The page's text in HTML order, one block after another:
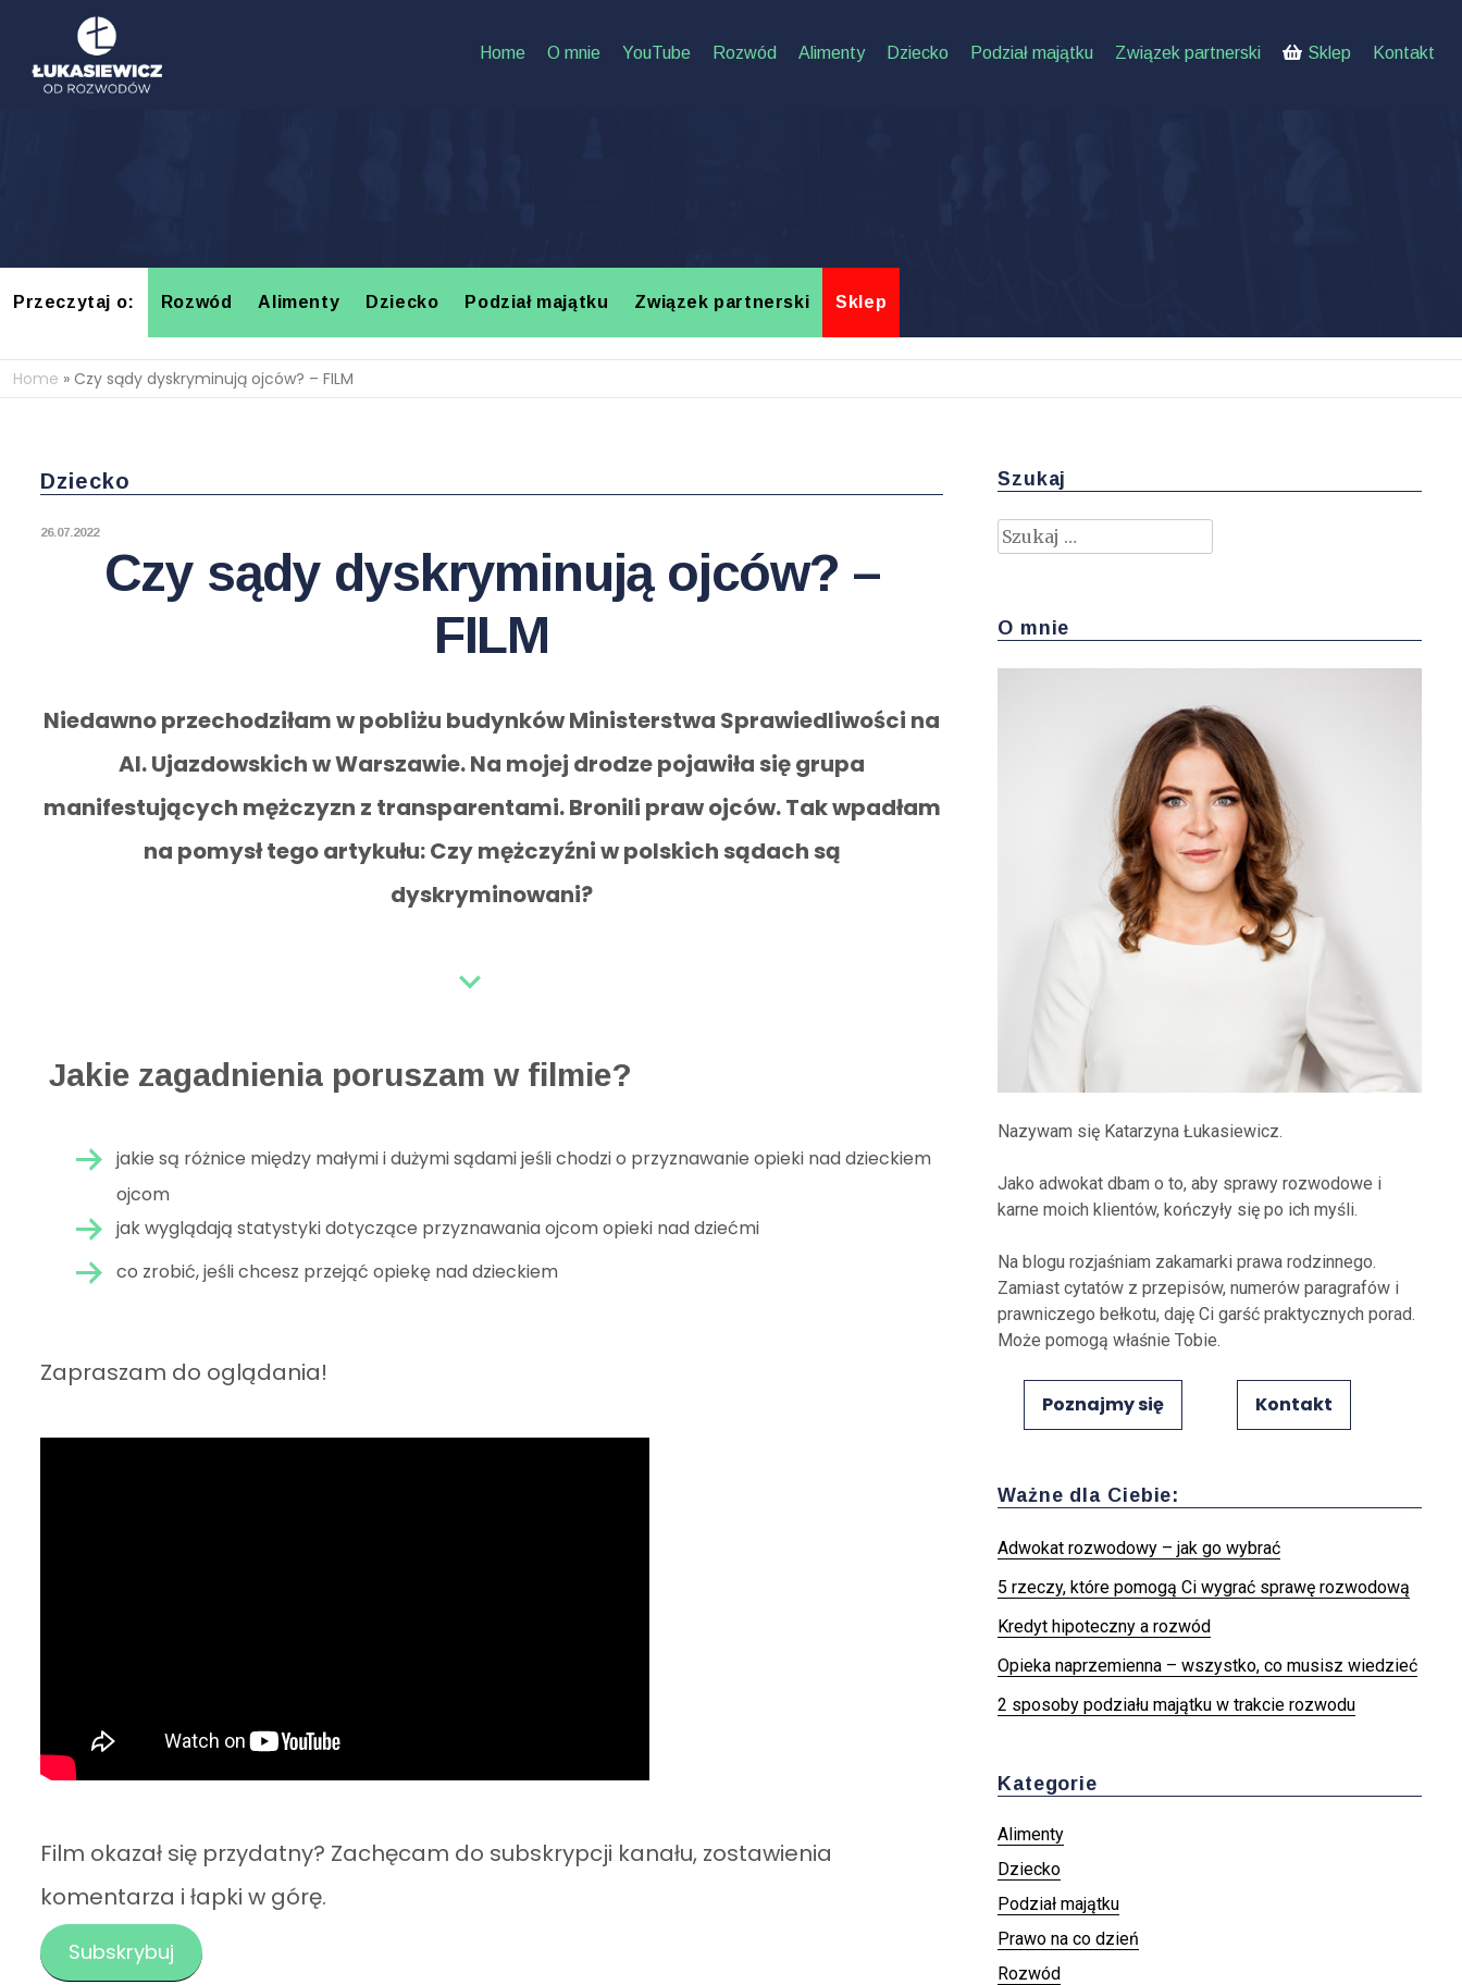
Home O mnie YouTube Rozwód Alimenty Dziecko Podział majątku Związek partnerski Sklep Kontakt
Przeczytaj o: Rozwód Alimenty Dziecko Podział majątku Związek partnerski Sklep
Home » Czy sądy dyskryminują ojców? – FILM
Dziecko
26.07.2022
Czy sądy dyskryminują ojców? –
FILM
Niedawno przechodziłam w pobliżu budynków Ministerstwa Sprawiedliwości na
Al. Ujazdowskich w Warszawie. Na mojej drodze pojawiła się grupa
manifestujących mężczyzn z transparentami. Bronili praw ojców. Tak wpadłam
na pomysł tego artykułu: Czy mężczyźni w polskich sądach są
dyskryminowani?
expand_more
Jakie zagadnienia poruszam w filmie?
jakie są różnice między małymi i dużymi sądami jeśli chodzi o przyznawanie opieki nad dzieckiem
ojcom
jak wyglądają statystyki dotyczące przyznawania ojcom opieki nad dziećmi
co zrobić, jeśli chcesz przejąć opiekę nad dzieckiem
Zapraszam do oglądania!
Film okazał się przydatny? Zachęcam do subskrypcji kanału, zostawienia
komentarza i łapki w górę.
Subskrybuj
Szukaj
Szukaj:
O mnie
Nazywam się Katarzyna Łukasiewicz.
Jako adwokat dbam o to, aby sprawy rozwodowe i
karne moich klientów, kończyły się po ich myśli.
Na blogu rozjaśniam zakamarki prawa rodzinnego.
Zamiast cytatów z przepisów, numerów paragrafów i
prawniczego bełkotu, daję Ci garść praktycznych porad.
Może pomogą właśnie Tobie.
Poznajmy się Kontakt
Ważne dla Ciebie:
Adwokat rozwodowy – jak go wybrać
5 rzeczy, które pomogą Ci wygrać sprawę rozwodową
Kredyt hipoteczny a rozwód
Opieka naprzemienna – wszystko, co musisz wiedzieć
2 sposoby podziału majątku w trakcie rozwodu
Kategorie
Alimenty
Dziecko
Podział majątku
Prawo na co dzień
Rozwód